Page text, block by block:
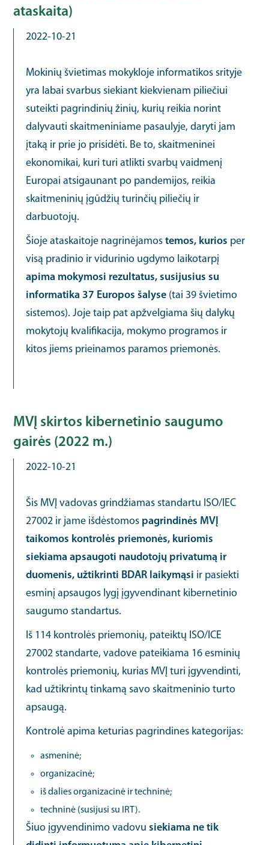
ataskaita)
2022-10-21
Mokinių švietimas mokykloje informatikos srityje
yra labai svarbus siekiant kiekvienam piliečiui
suteikti pagrindinių žinių, kurių reikia norint
dalyvauti skaitmeniniame pasaulyje, daryti jam
įtaką ir prie jo prisidėti. Be to, skaitmeninei
ekonomikai, kuri turi atlikti svarbų vaidmenį
Europai atsigaunant po pandemijos, reikia
skaitmeninių įgūdžių turinčių piliečių ir
darbuotojų.
Šioje ataskaitoje nagrinėjamos temos, kurios per
visą pradinio ir vidurinio ugdymo laikotarpį
apima mokymosi rezultatus, susijusius su
informatika 37 Europos šalyse (tai 39 švietimo
sistemos). Joje taip pat apžvelgiama šių dalykų
mokytojų kvalifikacija, mokymo programos ir
kitos jiems prieinamos paramos priemonės.
MVĮ skirtos kibernetinio saugumo
gairės (2022 m.)
2022-10-21
Šis MVĮ vadovas grindžiamas standartu ISO/IEC
27002 ir jame išdėstomos pagrindinės MVĮ
taikomos kontrolės priemonės, kuriomis
siekiama apsaugoti naudotojų privatumą ir
duomenis, užtikrinti BDAR laikymąsi ir pasiekti
esminį apsaugos lygį įgyvendinant kibernetinio
saugumo standartus.
Iš 114 kontrolės priemonių, pateiktų ISO/ICE
27002 standarte, vadove pateikiama 16 esminių
kontrolės priemonių, kurias MVĮ turi įgyvendinti,
kad užtikrintų tinkamą savo skaitmeninio turto
apsaugą.
Kontrolė apima keturias pagrindines kategorijas:
asmeninė;
organizacinė;
iš dalies organizacinė ir techninė;
techninė (susijusi su IRT).
Šiuo įgyvendinimo vadovusiekiama ne tik